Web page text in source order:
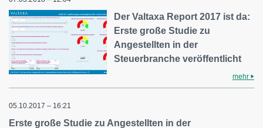
Der Valtaxa Report 2017 ist da:
Erste große Studie zu
Angestellten in der
Steuerbranche veröffentlicht
mehr
05.10.2017 – 16:21
Erste große Studie zu Angestellten in der